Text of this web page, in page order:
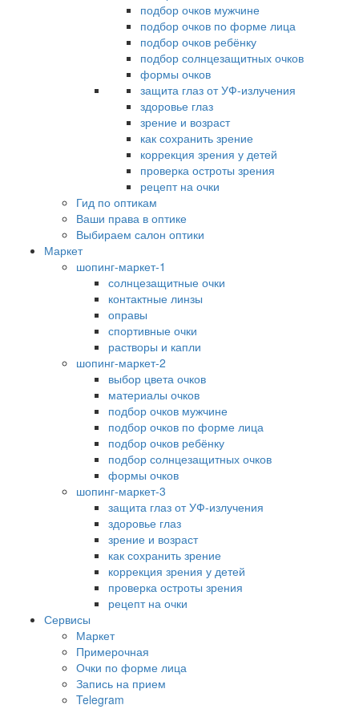
подбор очков мужчине
подбор очков по форме лица
подбор очков ребёнку
подбор солнцезащитных очков
формы очков
защита глаз от УФ-излучения
здоровье глаз
зрение и возраст
как сохранить зрение
коррекция зрения у детей
проверка остроты зрения
рецепт на очки
Гид по оптикам
Ваши права в оптике
Выбираем салон оптики
Маркет
шопинг-маркет-1
солнцезащитные очки
контактные линзы
оправы
спортивные очки
растворы и капли
шопинг-маркет-2
выбор цвета очков
материалы очков
подбор очков мужчине
подбор очков по форме лица
подбор очков ребёнку
подбор солнцезащитных очков
формы очков
шопинг-маркет-3
защита глаз от УФ-излучения
здоровье глаз
зрение и возраст
как сохранить зрение
коррекция зрения у детей
проверка остроты зрения
рецепт на очки
Сервисы
Маркет
Примерочная
Очки по форме лица
Запись на прием
Telegram